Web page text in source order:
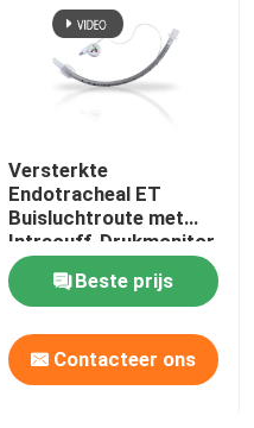
Versterkte
Endotracheal ET
Buisluchtroute met
Intracuff-Drukmonitor
Beste prijs
Contacteer ons